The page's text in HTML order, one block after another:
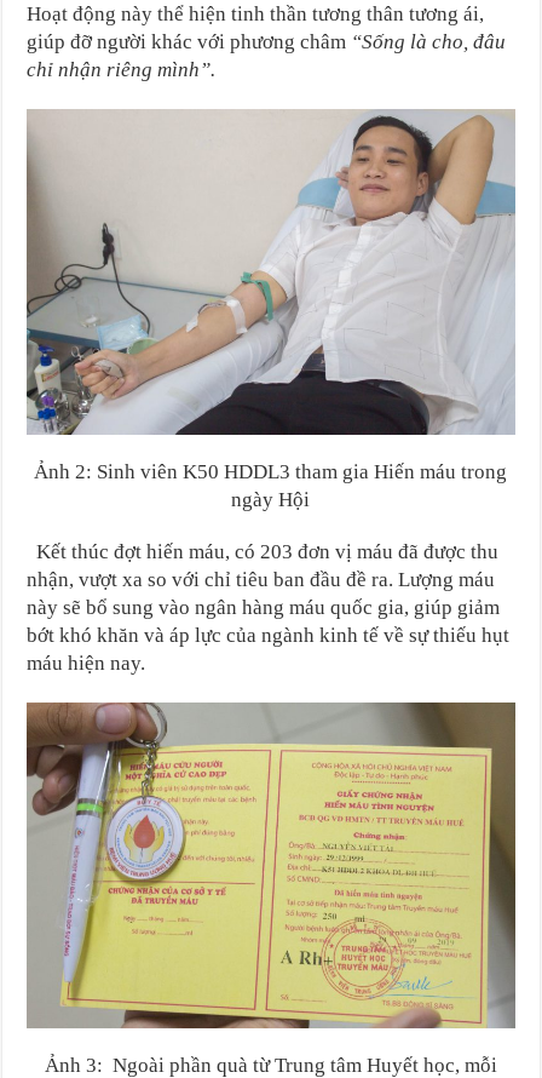
Hoạt động này thể hiện tinh thần tương thân tương ái,
giúp đỡ người khác với phương châm “Sống là cho, đâu
chỉ nhận riêng mình”.
Ảnh 2: Sinh viên K50 HDDL3 tham gia Hiến máu trong
ngày Hội
Kết thúc đợt hiến máu, có 203 đơn vị máu đã được thu
nhận, vượt xa so với chỉ tiêu ban đầu đề ra. Lượng máu
này sẽ bổ sung vào ngân hàng máu quốc gia, giúp giảm
bớt khó khăn và áp lực của ngành kinh tế về sự thiếu hụt
máu hiện nay.
Ảnh 3: Ngoài phần quà từ Trung tâm Huyết học, mỗi